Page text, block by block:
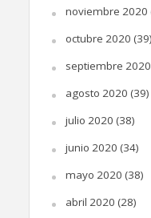
noviembre 2020
octubre 2020 (39)
septiembre 2020
agosto 2020 (39)
julio 2020 (38)
junio 2020 (34)
mayo 2020 (38)
abril 2020 (28)